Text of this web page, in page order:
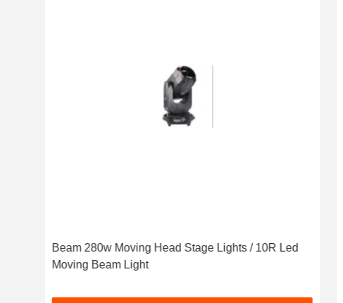
Beam 280w Moving Head Stage Lights / 10R Led
Moving Beam Light